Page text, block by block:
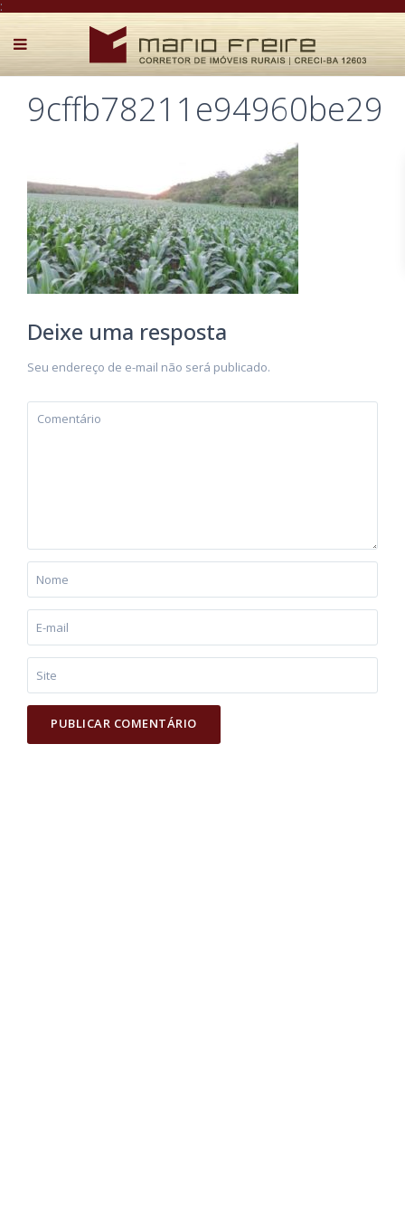
:
9cffb78211e94960be29
Deixe uma resposta
Seu endereço de e-mail não será publicado.